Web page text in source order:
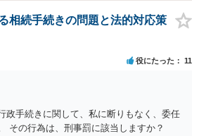
相続手続きの問題と法的対応策
役にたった 11
政手続きに関して、私に断りもなく、委任
その行為は、刑事罰に該当しますか？